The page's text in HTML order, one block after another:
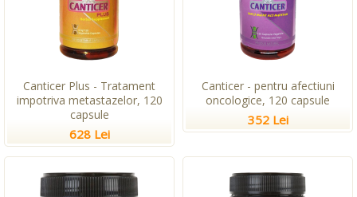
Canticer Plus - Tratament
impotriva metastazelor, 120
capsule
628 Lei
Canticer - pentru afectiuni
oncologice, 120 capsule
352 Lei